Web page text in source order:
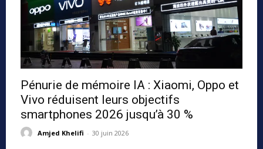
Pénurie de mémoire IA : Xiaomi, Oppo et
Vivo réduisent leurs objectifs
smartphones 2026 jusqu’à 30 %
Amjed Khelifi - 30 juin 2026